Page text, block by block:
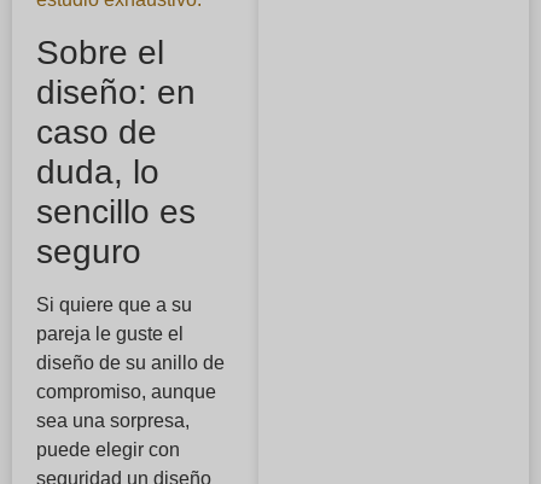
Sobre el
diseño: en
caso de
duda, lo
sencillo es
seguro
Si quiere que a su
pareja le guste el
diseño de su anillo de
compromiso, aunque
sea una sorpresa,
puede elegir con
seguridad un diseño